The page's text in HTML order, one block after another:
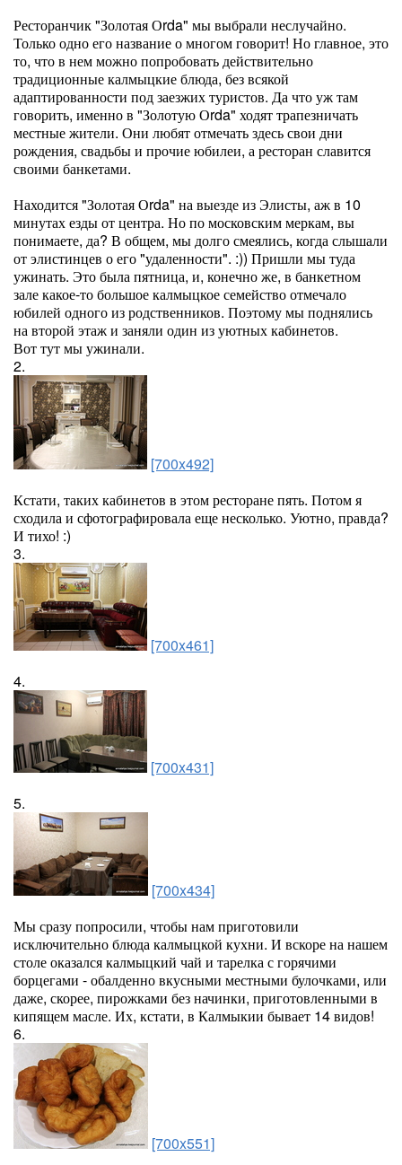
Ресторанчик "Золотая Оrda" мы выбрали неслучайно.
Только одно его название о многом говорит! Но главное, это
то, что в нем можно попробовать действительно
традиционные калмыцкие блюда, без всякой
адаптированности под заезжих туристов. Да что уж там
говорить, именно в "Золотую Оrda" ходят трапезничать
местные жители. Они любят отмечать здесь свои дни
рождения, свадьбы и прочие юбилеи, а ресторан славится
своими банкетами.
Находится "Золотая Оrda" на выезде из Элисты, аж в 10
минутах езды от центра. Но по московским меркам, вы
понимаете, да? В общем, мы долго смеялись, когда слышали
от элистинцев о его "удаленности". :)) Пришли мы туда
ужинать. Это была пятница, и, конечно же, в банкетном
зале какое-то большое калмыцкое семейство отмечало
юбилей одного из родственников. Поэтому мы поднялись
на второй этаж и заняли один из уютных кабинетов.
Вот тут мы ужинали.
2.
[700x492]
Кстати, таких кабинетов в этом ресторане пять. Потом я
сходила и сфотографировала еще несколько. Уютно, правда?
И тихо! :)
3.
[700x461]
4.
[700x431]
5.
[700x434]
Мы сразу попросили, чтобы нам приготовили
исключительно блюда калмыцкой кухни. И вскоре на нашем
столе оказался калмыцкий чай и тарелка с горячими
борцегами - обалденно вкусными местными булочками, или
даже, скорее, пирожками без начинки, приготовленными в
кипящем масле. Их, кстати, в Калмыкии бывает 14 видов!
6.
[700x551]